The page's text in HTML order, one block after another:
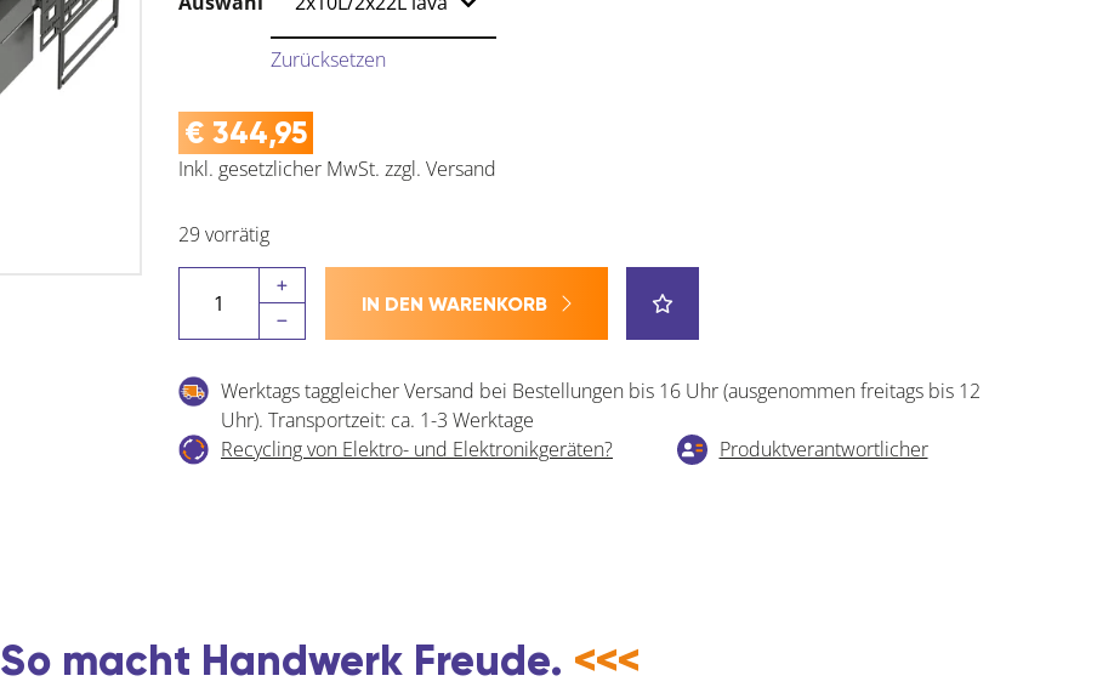
Zurücksetzen
€ 344,95
Inkl. gesetzlicher MwSt. zzgl. Versand
29 vorrätig
SAGEL
VS
Space
Abfalltrennsystem
Menge
IN DEN WARENKORB
Werktags taggleicher Versand bei Bestellungen bis 16 Uhr (ausgenommen freitags bis 12
Uhr). Transportzeit: ca. 1-3 Werktage
Recycling von Elektro- und Elektronikgeräten?
Produktverantwortlicher
So macht Handwerk Freude. <<<